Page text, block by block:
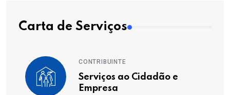
Carta de Serviços
CONTRIBUINTE
Serviços ao Cidadão e
Empresa